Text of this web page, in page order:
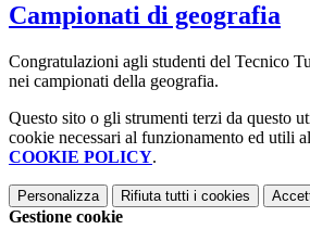
Campionati di geografia
Congratulazioni agli studenti del Tecnico
nei campionati della geografia.
Questo sito o gli strumenti terzi da questo
cookie necessari al funzionamento ed utili
COOKIE POLICY.
Personalizza Rifiuta tutti i cookies
Gestione cookie